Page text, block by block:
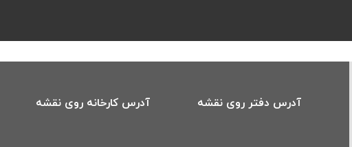
آدرس دفتر روی نقشه آدرس کارخانه روی نقشه